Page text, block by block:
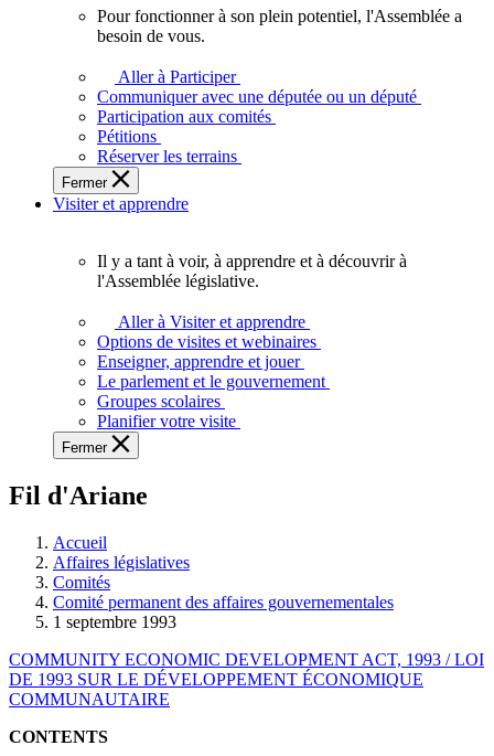
plein
potentiel,
l'Assemblée
a
besoin
de
Pour fonctionner à son plein potentiel, l'Assemblée a
besoin de vous.
Aller à Participer
Communiquer avec une députée ou un député
Participation aux comités
Pétitions
Réserver les terrains
Fermer
Visiter et apprendre
voir,
apprendre
et
à
à
législative.
Il y a tant à voir, à apprendre et à découvrir à
l'Assemblée législative.
Aller à Visiter et apprendre
Options de visites et webinaires
Enseigner, apprendre et jouer
Le parlement et le gouvernement
Groupes scolaires
Planifier votre visite
Fermer
Fil d'Ariane
Accueil
Affaires législatives
Comités
Comité permanent des affaires gouvernementales
1 septembre 1993
COMMUNITY ECONOMIC DEVELOPMENT ACT, 1993 / LOI
DE 1993 SUR LE DÉVELOPPEMENT ÉCONOMIQUE
COMMUNAUTAIRE
CONTENTS